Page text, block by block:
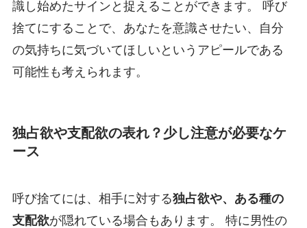
識し始めたサインと捉えることができます。 呼び
捨てにすることで、あなたを意識させたい、自分
の気持ちに気づいてほしいというアピールである
可能性も考えられます。
独占欲や支配欲の表れ？少し注意が必要なケ
ース
呼び捨てには、相手に対する独占欲や、ある種の
支配欲が隠れている場合もあります。 特に男性の